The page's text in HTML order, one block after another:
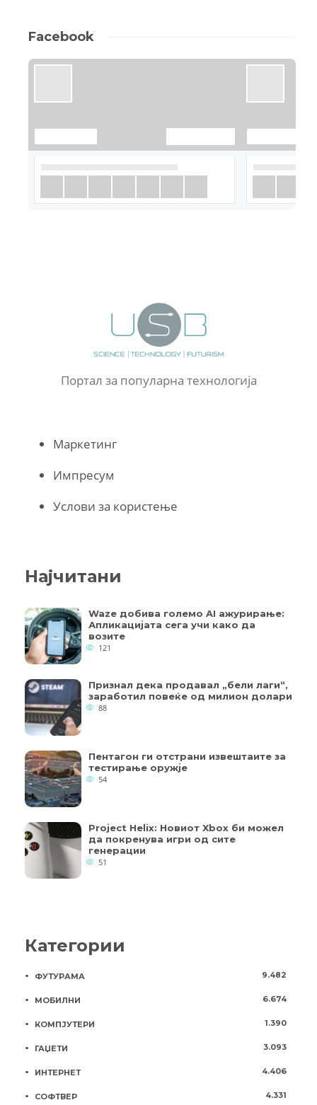
Facebook
Портал за популарна технологија
Маркетинг
Импресум
Услови за користење
Најчитани
Waze добива големо AI ажурирање:
Апликацијата сега учи како да
возите
121
Признал дека продавал „бели лаги“,
заработил повеќе од милион долари
88
Пентагон ги отстрани извештаите за
тестирање оружје
54
Project Helix: Новиот Xbox би можел
да покренува игри од сите
генерации
51
Категории
ФУТУРАМА 9.482
МОБИЛНИ 6.674
КОМПЈУТЕРИ 1.390
ГАЏЕТИ 3.093
ИНТЕРНЕТ 4.406
СОФТВЕР 4.331